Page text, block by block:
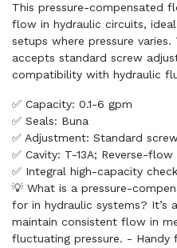
This pressure-compensated
flow in hydraulic circuits,
setups where pressure
accepts standard screw
compatibility with hydraulic
✅ Capacity: 0.1-6 gpm
✅ Seals: Buna
✅ Adjustment: Standard
✅ Cavity: T-13A; Reverse-
✅ Integral high-capacity
💡 What is a pressure-
for in hydraulic systems? It’s
maintain consistent flow in
fluctuating pressure. -